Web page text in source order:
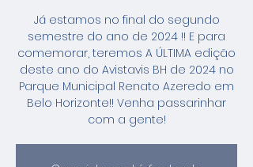
Já estamos no final do segundo
semestre do ano de 2024 !! E para
comemorar, teremos A ÚLTIMA edição
deste ano do Avistavis BH de 2024 no
Parque Municipal Renato Azeredo em
Belo Horizonte!! Venha passarinhar
com a gente!